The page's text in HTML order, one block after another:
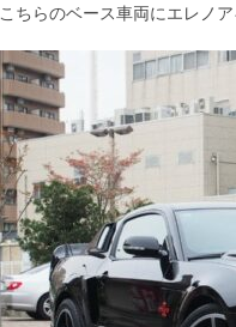
こちらのベース車両にエレノ